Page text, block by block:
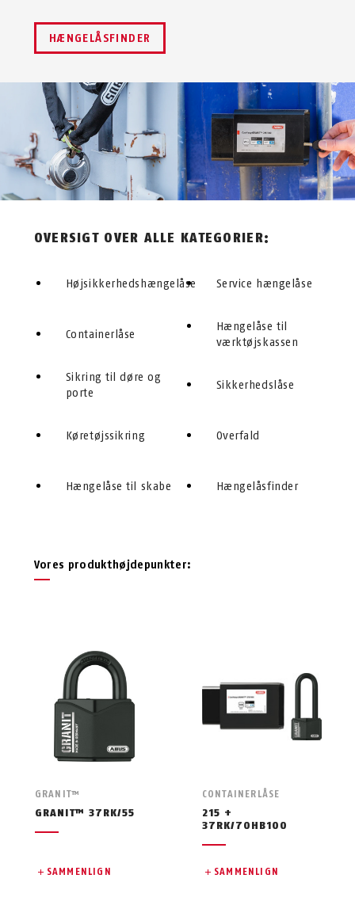
HÆNGELÅSFINDER
OVERSIGT OVER ALLE KATEGORIER:
Højsikkerhedshængelåse
Containerlåse
Sikring til døre og
porte
Køretøjssikring
Hængelåse til skabe
Service hængelåse
Hængelåse til
værktøjskassen
Sikkerhedslåse
Overfald
Hængelåsfinder
Vores produkthøjdepunkter:
GRANIT™
GRANIT™ 37RK/55
SAMMENLIGN
CONTAINERLÅSE
215 +
37RK/70HB100
SAMMENLIGN